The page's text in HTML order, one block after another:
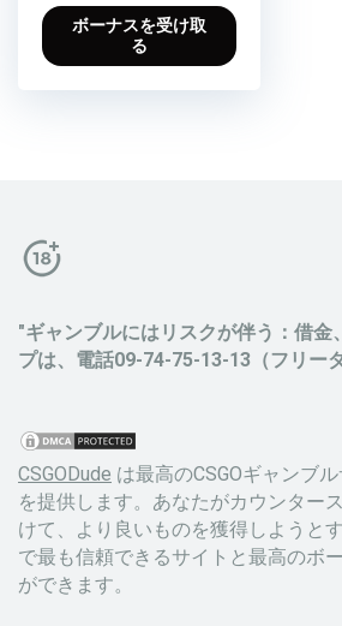
ボーナスを受け取
る
"ギャンブルにはリスクが伴う：借金
プは、電話09-74-75-13-13（フリー
CSGODude は最高のCSGOギャンブ
を提供します。あなたがカウンター
けて、より良いものを獲得しようと
で最も信頼できるサイトと最高のボ
ができます。